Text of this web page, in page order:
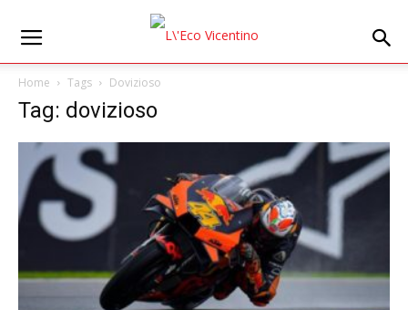
Home Tags Dovizioso
Tag: dovizioso